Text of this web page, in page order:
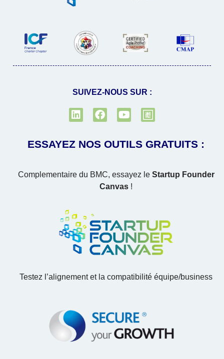
SUIVEZ-NOUS SUR :
ESSAYEZ NOS OUTILS GRATUITS :
Complementaire du BMC, essayez le Startup Founder
Canvas !
Testez l’alignement et la compatibilité équipe/business